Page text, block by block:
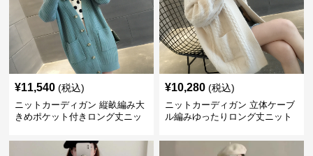
¥11,540 (税込)
ニットカーディガン 縦畝編み大
きめポケット付きロング丈ニッ
¥10,280 (税込)
ニットカーディガン 立体ケーブ
ル編みゆったりロング丈ニット